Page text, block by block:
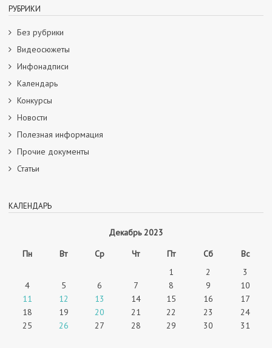
РУБРИКИ
Без рубрики
Видеосюжеты
Инфонадписи
Календарь
Конкурсы
Новости
Полезная информация
Прочие документы
Статьи
КАЛЕНДАРЬ
Декабрь 2023
Пн
Вт Ср Чт Пт Сб
Вс
1
2
3
4
5 6 7 8 9
10
11
12 13 14 15 16
17
18
19 20 21 22 23
24
25
26 27 28 29 30 31